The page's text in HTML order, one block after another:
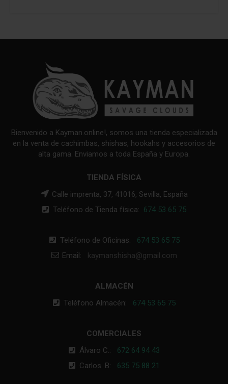
Bienvenido a Kayman.online!, somos una tienda especializada
en la venta de cachimbas, shishas, hookahs y accesorios de
alta gama. Enviamos a toda España y Europa.
TIENDA FÍSICA
Calle imprenta, 37, 41016, Sevilla, España
Teléfono de Tienda física: 674 53 65 75
Teléfono de Oficinas: 674 53 65 75
Email: kaymanshisha@gmail.com
ALMACÉN
Teléfono Almacén: 674 53 65 75
COMERCIALES
Álvaro C.: 672 64 94 43
Carlos. B: 635 75 88 21